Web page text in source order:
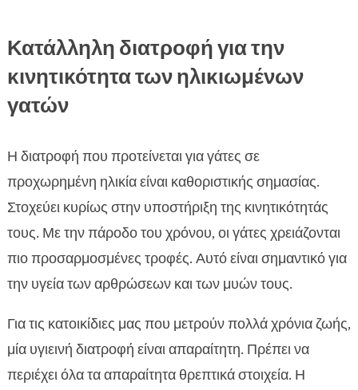
Κατάλληλη διατροφή για την
κινητικότητα των ηλικιωμένων
γατών
Η διατροφή που προτείνεται για γάτες σε
προχωρημένη ηλικία είναι καθοριστικής σημασίας.
Στοχεύει κυρίως στην υποστήριξη της κινητικότητάς
τους. Με την πάροδο του χρόνου, οι γάτες χρειάζονται
πιο προσαρμοσμένες τροφές. Αυτό είναι σημαντικό για
την υγεία των αρθρώσεων και των μυών τους.
Για τις κατοικίδιες μας που μετρούν πολλά χρόνια ζωής,
μία υγιεινή διατροφή είναι απαραίτητη. Πρέπει να
περιέχει όλα τα απαραίτητα θρεπτικά στοιχεία. Η